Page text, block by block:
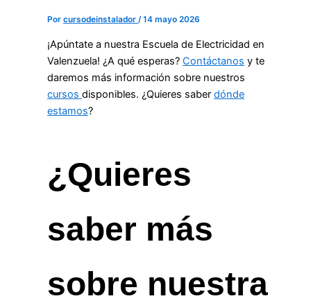
Por cursodeinstalador /14 mayo 2026
¡Apúntate a nuestra Escuela de Electricidad en
Valenzuela! ¿A qué esperas? Contáctanos y te
daremos más información sobre nuestros
cursos disponibles. ¿Quieres saber dónde
estamos?
¿Quieres
saber más
sobre nuestra